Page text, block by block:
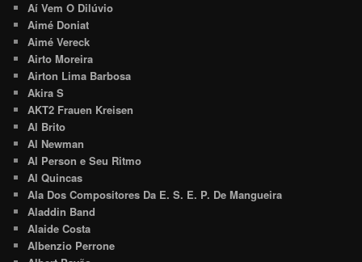
Aí Vem O Dilúvio
Aimé Doniat
Aimé Vereck
Airto Moreira
Airton Lima Barbosa
Akira S
AKT2 Frauen Kreisen
Al Brito
Al Newman
Al Person e Seu Ritmo
Al Quincas
Ala Dos Compositores Da E. S. E. P. De Mangueira
Aladdin Band
Alaide Costa
Albenzio Perrone